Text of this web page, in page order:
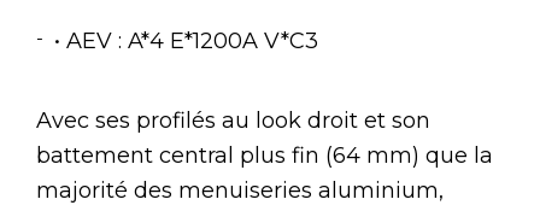
• AEV : A*4 E*1200A V*C3
Avec ses profilés au look droit et son
battement central plus fin (64 mm) que la
majorité des menuiseries aluminium,